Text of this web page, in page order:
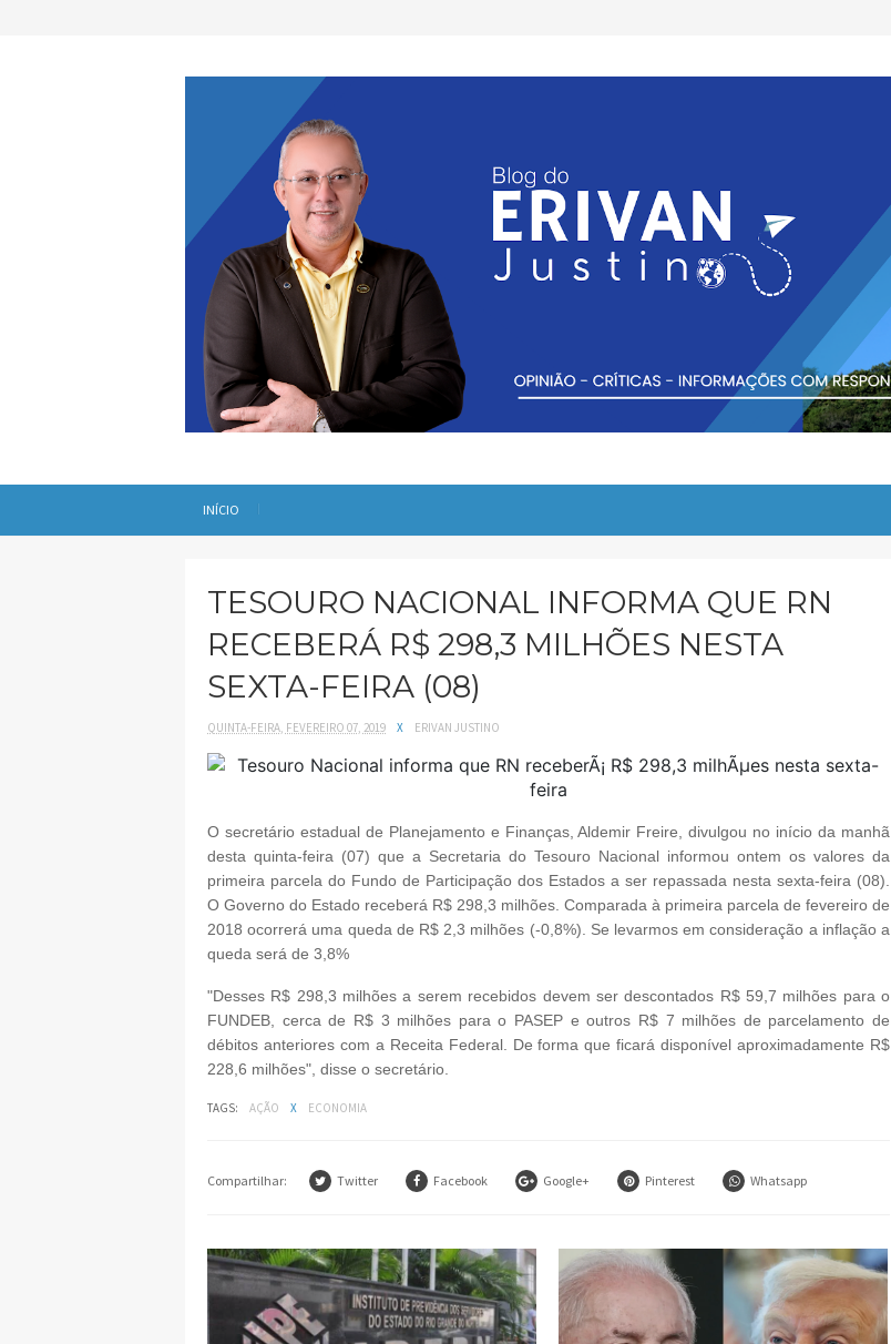
INÍCIO
TESOURO NACIONAL INFORMA QUE RN
RECEBERÁ R$ 298,3 MILHÕES NESTA
SEXTA-FEIRA (08)
QUINTA-FEIRA, FEVEREIRO 07, 2019 X ERIVAN JUSTINO
O secretário estadual de Planejamento e Finanças, Aldemir Freire, divulgou no início da manhã
desta quinta-feira (07) que a Secretaria do Tesouro Nacional informou ontem os valores da
primeira parcela do Fundo de Participação dos Estados a ser repassada nesta sexta-feira (08).
O Governo do Estado receberá R$ 298,3 milhões. Comparada à primeira parcela de fevereiro de
2018 ocorrerá uma queda de R$ 2,3 milhões (-0,8%). Se levarmos em consideração a inflação a
queda será de 3,8%
"Desses R$ 298,3 milhões a serem recebidos devem ser descontados R$ 59,7 milhões para o
FUNDEB, cerca de R$ 3 milhões para o PASEP e outros R$ 7 milhões de parcelamento de
débitos anteriores com a Receita Federal. De forma que ficará disponível aproximadamente R$
228,6 milhões", disse o secretário.
TAGS: AÇÃO X ECONOMIA
Compartilhar: Twitter Facebook Google+ Pinterest Whatsapp